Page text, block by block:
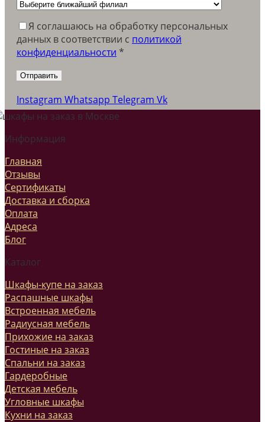
Я соглашаюсь на обработку персональных
данных в соответствии c политикой
конфиденциальности *
Instagram Whatsapp Telegram Vk
Информация
Главная
Отзывы
Сертификаты
Доставка и сборка
Оплата
Адреса
Блог
Каталог
Шкафы-купе на заказ
Распашные шкафы
Встроенная мебель
Радиусная мебель
Прихожие на заказ
Гостиные на заказ
Спальни на заказ
Гардеробные
Детская мебель
Угловные шкафы
Кухни на заказ